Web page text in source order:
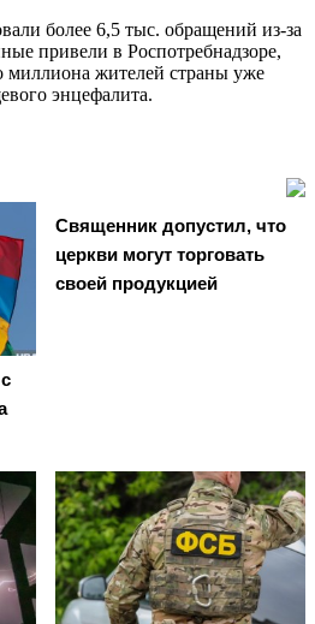
более 6,5 тыс. обращений из-за
привели в Роспотребнадзоре,
миллиона жителей страны уже
энцефалита.
Священник допустил, что
церкви могут торговать
своей продукцией